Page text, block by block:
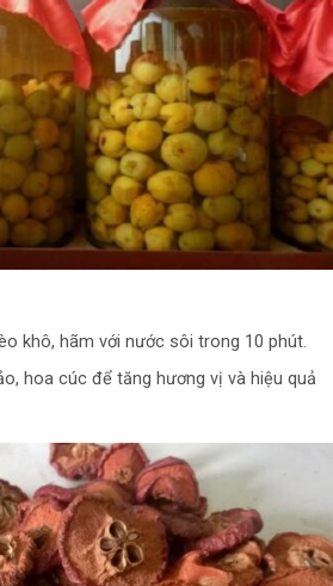
khô, hãm với nước sôi trong 10 phút.
hoa cúc để tăng hương vị và hiệu quả